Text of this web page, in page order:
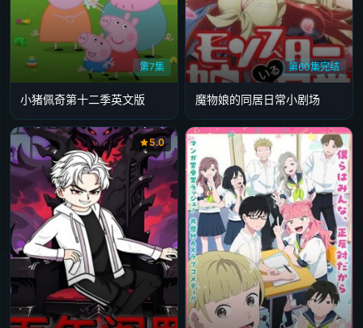
第7集
小猪佩奇第十二季英文版
第60集完结
魔物娘的同居日常小剧场
5.0